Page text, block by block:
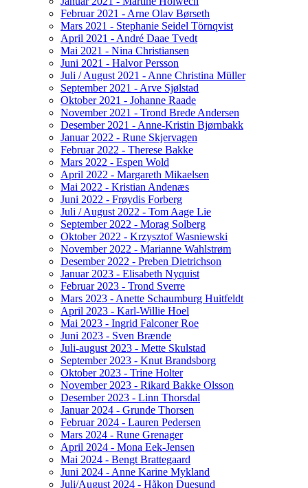
Februar 2021 - Arne Olav Børseth
Mars 2021 - Stephanie Seidel Törnqvist
April 2021 - André Daae Tvedt
Mai 2021 - Nina Christiansen
Juni 2021 - Halvor Persson
Juli / August 2021 - Anne Christina Müller
September 2021 - Arve Sjølstad
Oktober 2021 - Johanne Raade
November 2021 - Trond Brede Andersen
Desember 2021 - Anne-Kristin Bjørnbakk
Januar 2022 - Rune Skjervagen
Februar 2022 - Therese Bakke
Mars 2022 - Espen Wold
April 2022 - Margareth Mikaelsen
Mai 2022 - Kristian Andenæs
Juni 2022 - Frøydis Forberg
Juli / August 2022 - Tom Aage Lie
September 2022 - Morag Solberg
Oktober 2022 - Krzysztof Wasniewski
November 2022 - Marianne Wahlstrøm
Desember 2022 - Preben Dietrichson
Januar 2023 - Elisabeth Nyquist
Februar 2023 - Trond Sverre
Mars 2023 - Anette Schaumburg Huitfeldt
April 2023 - Karl-Willie Hoel
Mai 2023 - Ingrid Falconer Roe
Juni 2023 - Sven Brænde
Juli-august 2023 - Mette Skulstad
September 2023 - Knut Brandsborg
Oktober 2023 - Trine Holter
November 2023 - Rikard Bakke Olsson
Desember 2023 - Linn Thorsdal
Januar 2024 - Grunde Thorsen
Februar 2024 - Lauren Pedersen
Mars 2024 - Rune Grenager
April 2024 - Mona Eek-Jensen
Mai 2024 - Bengt Brattegaard
Juni 2024 - Anne Karine Mykland
Juli/August 2024 - Håkon Duesund